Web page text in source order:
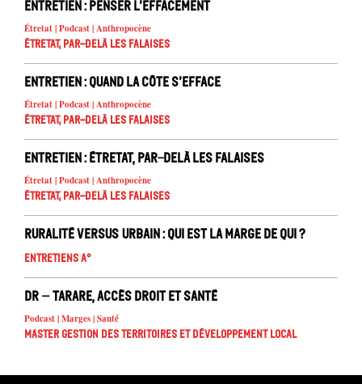
Entretien : Penser l’effacement
Étretat | Podcast | Anthropocène
Étretat, par-delà les falaises
Entretien : Quand la côte s’efface
Étretat | Podcast | Anthropocène
Étretat, par-delà les falaises
Entretien : Étretat, par-delà les falaises
Étretat | Podcast | Anthropocène
Étretat, par-delà les falaises
Ruralité versus urbain : qui est la marge de qui ?
Entretiens A°
DR – Tarare, accès droit et santé
Podcast | Marges | Santé
Master Gestion des territoires et développement local